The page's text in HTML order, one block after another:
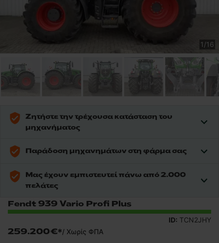
1/16
Ζητήστε την τρέχουσα κατάσταση του
μηχανήματος
Παράδοση μηχανημάτων στη φάρμα σας
Μας έχουν εμπιστευτεί πάνω από 2.000
πελάτες
Fendt 939 Vario Profi Plus
ID: TCN2JHY
259.200 €*/ Χωρίς ΦΠΑ